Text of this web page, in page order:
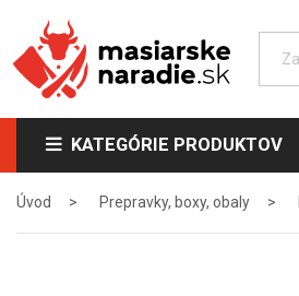
KATEGÓRIE PRODUKTOV
Úvod Prepravky, boxy, obaly